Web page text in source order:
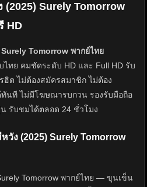
(2025) Surely Tomorrow
HD
Tomorrow พากย์ไทย
ทย คมชัดระดับ HD และ Full HD รับ
ฮิต ไม่ต้องสมัครสมาชิก ไม่ต้อง
นที ไม่มีโฆษณารบกวน รองรับมือถือ
รับชมได้ตลอด 24 ชั่วโมง
วัง (2025) Surely Tomorrow
Tomorrow พากย์ไทย — ขุนเข็น